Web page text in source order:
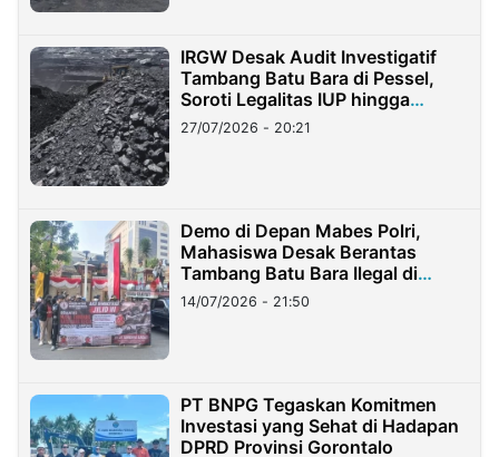
IRGW Desak Audit Investigatif
Tambang Batu Bara di Pessel,
Soroti Legalitas IUP hingga
Stockpile
27/07/2026 - 20:21
Demo di Depan Mabes Polri,
Mahasiswa Desak Berantas
Tambang Batu Bara Ilegal di
Lampung
14/07/2026 - 21:50
PT BNPG Tegaskan Komitmen
Investasi yang Sehat di Hadapan
DPRD Provinsi Gorontalo